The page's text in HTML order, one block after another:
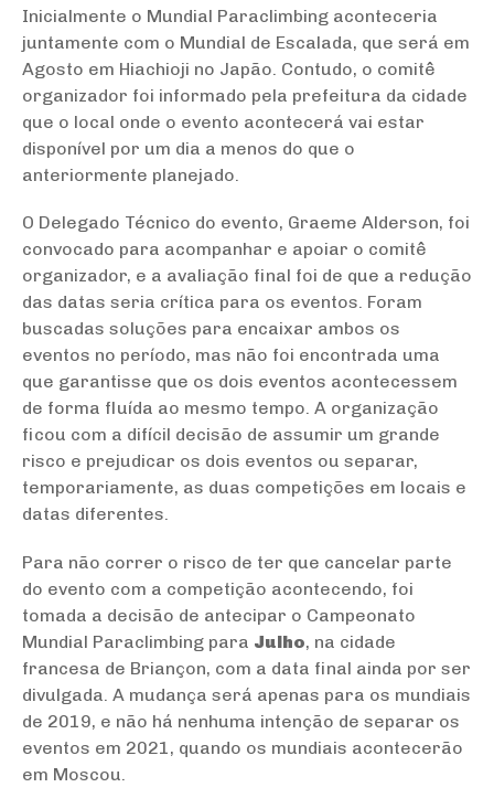
Inicialmente o Mundial Paraclimbing aconteceria
juntamente com o Mundial de Escalada, que será em
Agosto em Hiachioji no Japão. Contudo, o comitê
organizador foi informado pela prefeitura da cidade
que o local onde o evento acontecerá vai estar
disponível por um dia a menos do que o
anteriormente planejado.
O Delegado Técnico do evento, Graeme Alderson, foi
convocado para acompanhar e apoiar o comitê
organizador, e a avaliação final foi de que a redução
das datas seria crítica para os eventos. Foram
buscadas soluções para encaixar ambos os
eventos no período, mas não foi encontrada uma
que garantisse que os dois eventos acontecessem
de forma fluída ao mesmo tempo. A organização
ficou com a difícil decisão de assumir um grande
risco e prejudicar os dois eventos ou separar,
temporariamente, as duas competições em locais e
datas diferentes.
Para não correr o risco de ter que cancelar parte
do evento com a competição acontecendo, foi
tomada a decisão de antecipar o Campeonato
Mundial Paraclimbing para Julho, na cidade
francesa de Briançon, com a data final ainda por ser
divulgada. A mudança será apenas para os mundiais
de 2019, e não há nenhuma intenção de separar os
eventos em 2021, quando os mundiais acontecerão
em Moscou.